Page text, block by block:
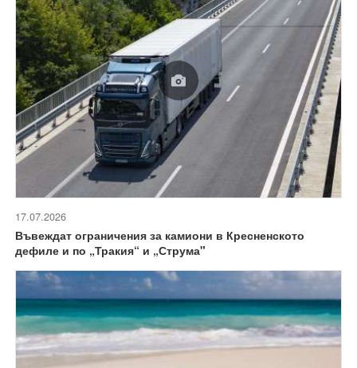
17.07.2026
Въвеждат ограничения за камиони в Кресненското
дефиле и по „Тракия“ и „Струма"